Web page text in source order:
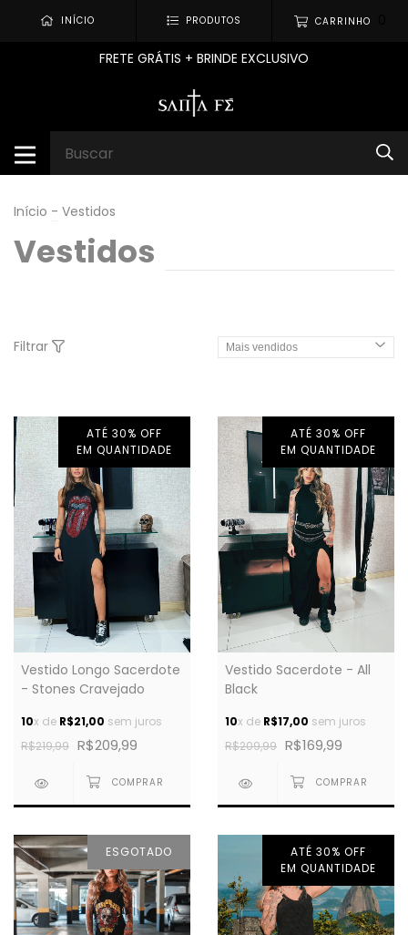
INÍCIO PRODUTOS CARRINHO
FRETE GRÁTIS + BRINDE EXCLUSIVO
Início - Vestidos
Vestidos
Filtrar
ATÉ 30% OFF
EM QUANTIDADE
Vestido Longo Sacerdote
- Stones Cravejado
10x de R$21,00 sem juros
R$219,99 R$209,99
ATÉ 30% OFF
EM QUANTIDADE
Vestido Sacerdote - All
Black
10x de R$17,00 sem juros
R$209,99 R$169,99
ESGOTADO
ATÉ 30% OFF
EM QUANTIDADE